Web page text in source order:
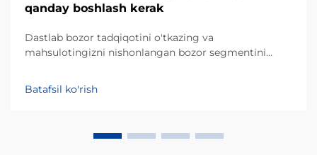
qanday boshlash kerak
Dastlab bozor tadqiqotini o'tkazing va
mahsulotingizni nishonlangan bozor segmentini
oldin, muvaffaqiyatli tadbirkorlik loyihasi mahalliy
iste'molchilarning afzalliklarini chuqur tushunishdan
katta ulushni egallaydi.
Batafsil ko'rish